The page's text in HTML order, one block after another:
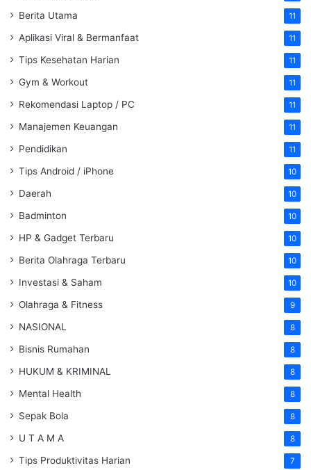
Berita Utama 11
Aplikasi Viral & Bermanfaat 11
Tips Kesehatan Harian 11
Gym & Workout 11
Rekomendasi Laptop / PC 11
Manajemen Keuangan 11
Pendidikan 11
Tips Android / iPhone 10
Daerah 10
Badminton 10
HP & Gadget Terbaru 10
Berita Olahraga Terbaru 10
Investasi & Saham 10
Olahraga & Fitness 9
NASIONAL 8
Bisnis Rumahan 8
HUKUM & KRIMINAL 8
Mental Health 8
Sepak Bola 8
U T A M A 8
Tips Produktivitas Harian 7